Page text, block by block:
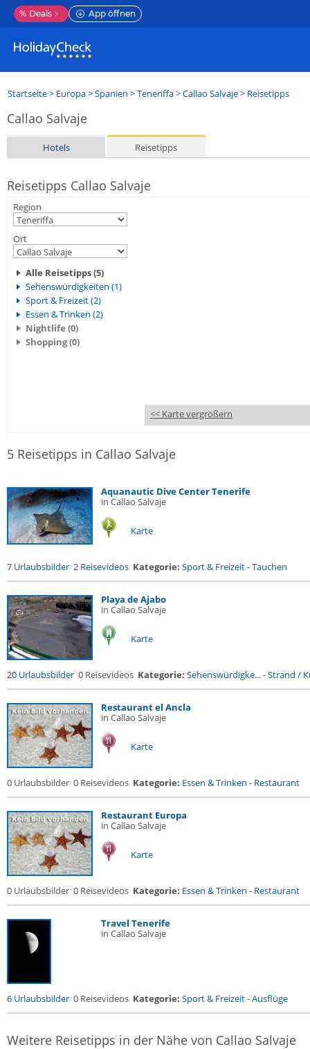
% Deals App öffnen
Startseite> Europa>Spanien >Teneriffa>Callao Salvaje> Reisetipps
Callao Salvaje
Hotels Reisetipps
Reisetipps Callao Salvaje
Region
Ort
Alle Reisetipps (5)
Sehenswürdigkeiten (1)
Sport & Freizeit (2)
Essen & Trinken (2)
Nightlife (0)
Shopping (0)
<< Karte vergrößern
5 Reisetipps in Callao Salvaje
Aquanautic Dive Center Tenerife
in Callao Salvaje
Karte
7 Urlaubsbilder 2 Reisevideos Kategorie: Sport & Freizeit-Tauchen
Playa de Ajabo
in Callao Salvaje
Karte
20 Urlaubsbilder 0 Reisevideos Kategorie: Sehenswürdigke...-Strand /
Restaurant el Ancla
in Callao Salvaje
Karte
0 Urlaubsbilder 0 Reisevideos Kategorie: Essen & Trinken - Restaurant
Restaurant Europa
in Callao Salvaje
Karte
0 Urlaubsbilder 0 Reisevideos Kategorie: Essen & Trinken - Restaurant
Travel Tenerife
in Callao Salvaje
6 Urlaubsbilder 0 Reisevideos Kategorie: Sport & Freizeit-Ausflüge
Weitere Reisetipps in der Nähe von Callao Salvaje